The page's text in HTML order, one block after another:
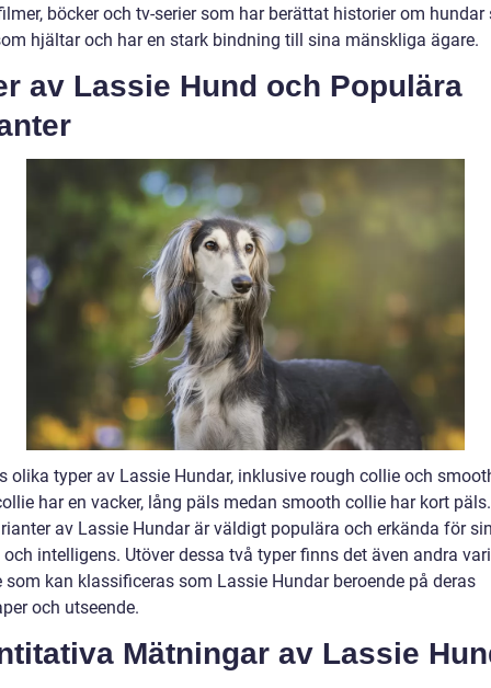
böcker och tv-serier som har berättat historier om hundar
hjältar och har en stark bindning till sina mänskliga ägare.
av Lassie Hund och Populära
olika typer av Lassie Hundar, inklusive rough collie och
har en vacker, lång päls medan smooth collie har kort
av Lassie Hundar är väldigt populära och erkända för
intelligens. Utöver dessa två typer finns det även andra
som kan klassificeras som Lassie Hundar beroende på deras
och utseende.
Mätningar av Lassie